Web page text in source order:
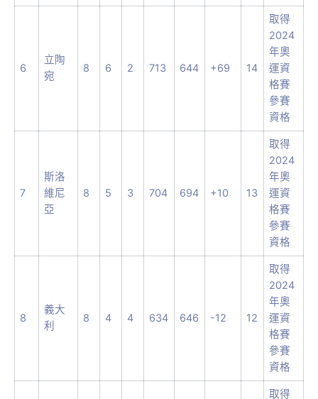
6
立陶
宛
8 6 2 713 644 +69 14
取得
2024
年奧
運資
格賽
參賽
資格
7
斯洛
維尼
亞
8 5 3 704 694 +10 13
取得
2024
年奧
運資
格賽
參賽
資格
8
義大
利
8 4 4 634 646 -12 12
取得
2024
年奧
運資
格賽
參賽
資格
取得